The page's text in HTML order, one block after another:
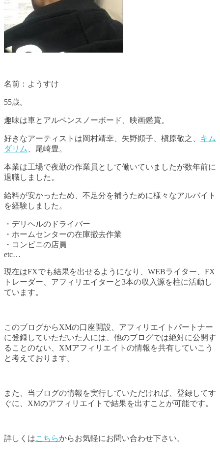
名前：ようすけ
55歳。
趣味は車とアルペンスノーボード、映画鑑賞。
好きなアーティストは岡村靖幸、矢野顕子、槇原敬之、 キム
ダリム
、尾崎豊。
本業は工場で夜勤の作業員として働いていましたが数年前に
退職しました。
給料が安かったため、不足分を補うために様々なアルバイト
を経験しました。
・デリヘルのドライバー
・ホームセンターの在庫撤去作業
・コンビニの店員
etc…
現在はFXでも結果を出せるようになり、WEBライター、FX
トレーダー、アフィリエイターと3本の収入源を柱に活動し
ています。
このブログからXMの口座開設、アフィリエイトパートナー
に登録していただいた人には、他のブログでは絶対に公開す
ることのない、XMアフィリエイトの情報を共有していこう
と考えております。
また、当ブログの情報を実行していただければ、登録してす
ぐに、XMのアフィリエイトで結果を出すことが可能です。
詳しくはこちらからお気軽にお問い合わせ下さい。